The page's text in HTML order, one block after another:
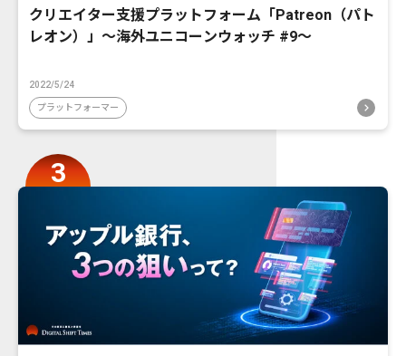
クリエイター支援プラットフォーム「Patreon（パト
レオン）」〜海外ユニコーンウォッチ #9〜
2022/5/24
プラットフォーマー